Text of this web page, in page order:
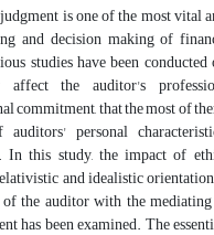
is one of the most vital
and decision making of
studies have been
affect the auditor's
commitment, that the most of
auditors' personal
In this study, the impact of
and idealistic
the auditor with the
has been examined. The